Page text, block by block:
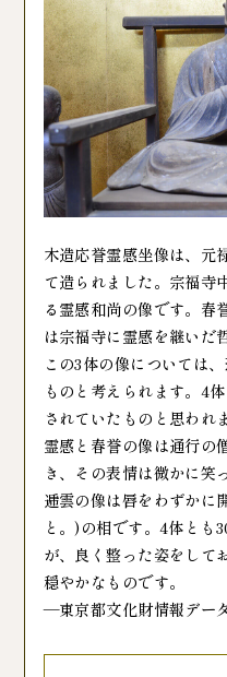
木造応誉霊感坐像は、元
て造られました。宗福寺
る霊感和尚の像です。春
は宗福寺に霊感を継いだ
この3体の像については
ものと考えられます。4
されていたものと思われ
霊感と春誉の像は通行の
き、その表情は微かに笑
逓雲の像は唇をわずかに
と。)の相です。4体とも
が、良く整った姿をして
穏やかなものです。
―東京都文化財情報デー